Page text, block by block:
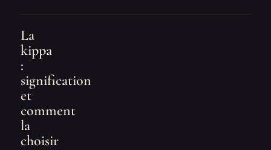
La
kippa
:
signification
et
comment
la
choisir